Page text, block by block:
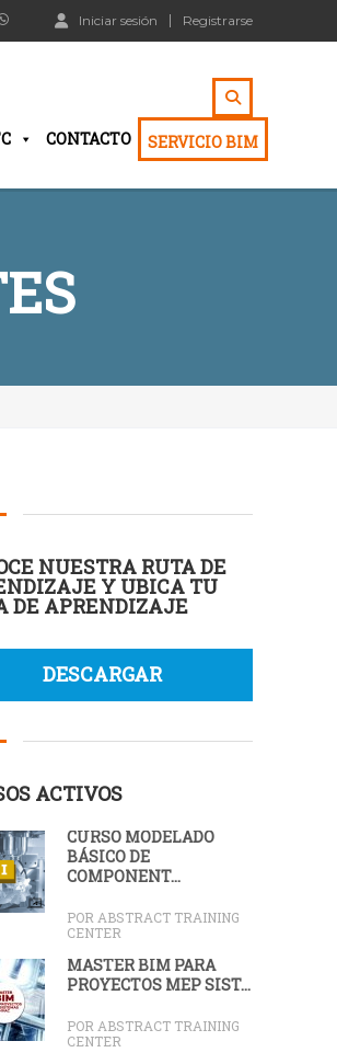
Iniciar sesión Registrarse
CONTACTO SERVICIO BIM
NUESTRA RUTA DE
Y UBICA TU
DE APRENDIZAJE
DESCARGAR
ACTIVOS
CURSO MODELADO
BÁSICO DE
COMPONENT...
POR ABSTRACT TRAINING
CENTER
MÁSTER BIM PARA
PROYECTOS MEP SIST...
POR ABSTRACT TRAINING
CENTER